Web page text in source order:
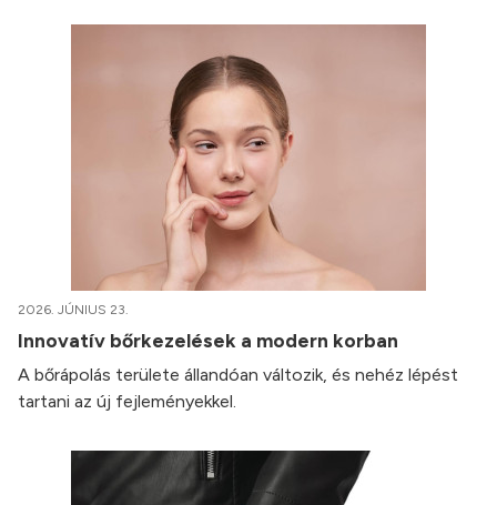
2026. JÚNIUS 23.
Innovatív bőrkezelések a modern korban
A bőrápolás területe állandóan változik, és nehéz lépést
tartani az új fejleményekkel.